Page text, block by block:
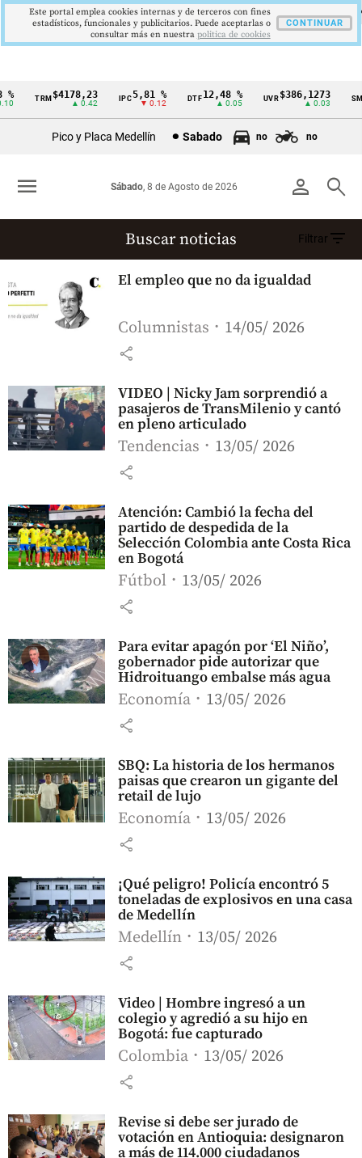
Cintillo
Colombia
TRM$4178,23
▲ 0.42
IPC5,81 %
▼ 0.12
DTF12,48 %
▲ 0.05
UVR$386,1273
▲ 0.03
Pico y Placa Medellín Sabado no no
person search
Sábado, 8 de Agosto de 2026
menu
Buscar noticias
Bogota (103617 resultados)
Filtrar filter_list
El empleo que no da igualdad
Columnistas 14/05/ 2026
share
VIDEO | Nicky Jam sorprendió a
pasajeros de TransMilenio y cantó
en pleno articulado
Tendencias 13/05/ 2026
share
Atención: Cambió la fecha del
partido de despedida de la
Selección Colombia ante Costa Rica
en Bogotá
Fútbol 13/05/ 2026
share
Para evitar apagón por ‘El Niño’,
gobernador pide autorizar que
Hidroituango embalse más agua
Economía 13/05/ 2026
share
SBQ: La historia de los hermanos
paisas que crearon un gigante del
retail de lujo
Economía 13/05/ 2026
share
¡Qué peligro! Policía encontró 5
toneladas de explosivos en una casa
de Medellín
Medellín 13/05/ 2026
share
Video | Hombre ingresó a un
colegio y agredió a su hijo en
Bogotá: fue capturado
Colombia 13/05/ 2026
share
Revise si debe ser jurado de
votación en Antioquia: designaron
a más de 114.000 ciudadanos
Este portal emplea cookies internas y de terceros con fines
estadísticos, funcionales y publicitarios. Puede aceptarlas o
consultar más en nuestra politica de cookies
CONTINUAR